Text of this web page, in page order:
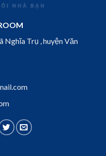
Trụ , huyện Văn